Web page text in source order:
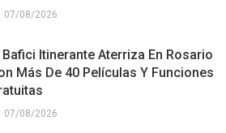
07/08/2026
Bafici Itinerante Aterriza En Rosario
Más De 40 Películas Y Funciones
07/08/2026